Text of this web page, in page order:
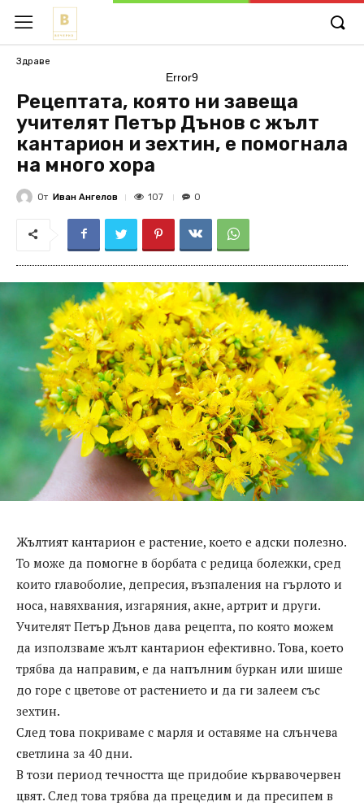
Здраве
Error9
Рецептата, която ни завеща
учителят Петър Дънов с жълт
кантарион и зехтин, е помогнала
на много хора
От Иван Ангелов 107 0
Жълтият кантарион е растение, което е адски полезно.
То може да помогне в борбата с редица болежки, сред
които главоболие, депресия, възпаления на гърлото и
носа, навяхвания, изгаряния, акне, артрит и други.
Учителят Петър Дънов дава рецепта, по която можем
да използваме жълт кантарион ефективно. Това, което
трябва да направим, е да напълним буркан или шише
до горе с цветове от растението и да ги залеем със
зехтин.
След това покриваме с марля и оставяме на слънчева
светлина за 40 дни.
В този период течността ще придобие кървавочервен
цвят. След това трябва да прецедим и да пресипем в